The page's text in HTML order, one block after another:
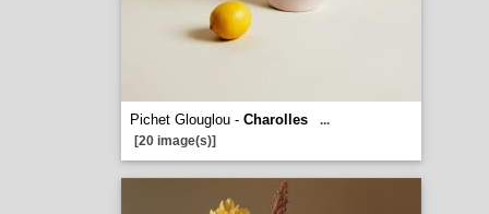
Pichet Glouglou - Charolles
...
[20 image(s)]